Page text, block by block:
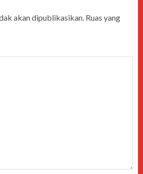
akan dipublikasikan. Ruas yang